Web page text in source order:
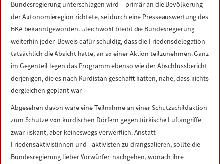
Bundesregierung unterschlagen wird – primär an die Bevölkerung
der Autonomieregion richtete, sei durch eine Presseauswertung des
BKA bekanntgeworden. Gleichwohl bleibt die Bundesregierung
weiterhin jeden Beweis dafür schuldig, dass die Friedensdelegation
tatsächlich die Absicht hatte, an so einer Aktion teilzunehmen. Ganz
im Gegenteil legen das Programm ebenso wie der Abschlussbericht
derjenigen, die es nach Kurdistan geschafft hatten, nahe, dass nichts
dergleichen geplant war.
Abgesehen davon wäre eine Teilnahme an einer Schutzschildaktion
zum Schutze von kurdischen Dörfern gegen türkische Luftangriffe
zwar riskant, aber keineswegs verwerflich. Anstatt
Friedensaktivistinnen und –aktivisten zu drangsalieren, sollte die
Bundesregierung lieber Vorwürfen nachgehen, wonach ihre